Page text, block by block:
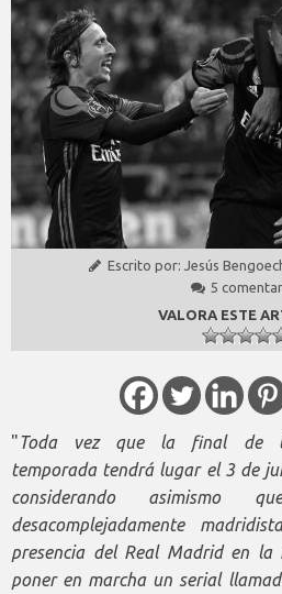
Escrito por: Jesús
5
VALORA ESTE
"Toda vez que la final de
temporada tendrá lugar el 3 de
considerando asimismo
desacomplejadamente
presencia del Real Madrid en la
poner en marcha un serial